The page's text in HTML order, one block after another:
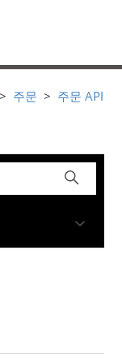
주문
주문 API